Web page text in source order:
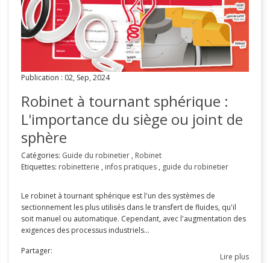
Publication : 02, Sep, 2024
Robinet à tournant sphérique :
L'importance du siège ou joint de
sphère
Catégories: Guide du robinetier , Robinet
Etiquettes: robinetterie , infos pratiques , guide du robinetier
Le robinet à tournant sphérique est l'un des systèmes de
sectionnement les plus utilisés dans le transfert de fluides, qu'il
soit manuel ou automatique. Cependant, avec l'augmentation des
exigences des processus industriels...
Lire plus
Partager: